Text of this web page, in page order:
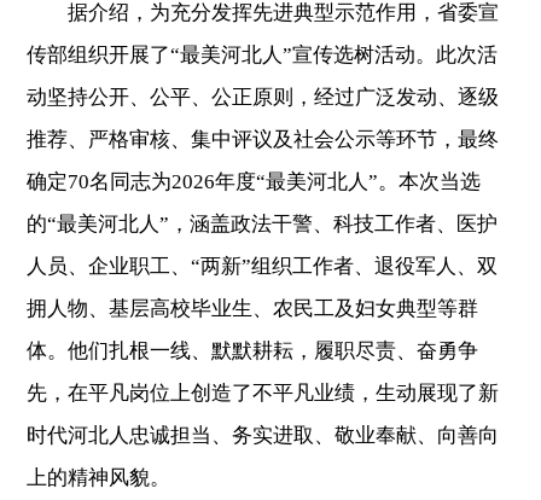
据介绍，为充分发挥先进典型示范作用，省委宣
传部组织开展了“最美河北人”宣传选树活动。此次活
动坚持公开、公平、公正原则，经过广泛发动、逐级
推荐、严格审核、集中评议及社会公示等环节，最终
确定70名同志为2026年度“最美河北人”。本次当选
的“最美河北人”，涵盖政法干警、科技工作者、医护
人员、企业职工、“两新”组织工作者、退役军人、双
拥人物、基层高校毕业生、农民工及妇女典型等群
体。他们扎根一线、默默耕耘，履职尽责、奋勇争
先，在平凡岗位上创造了不平凡业绩，生动展现了新
时代河北人忠诚担当、务实进取、敬业奉献、向善向
上的精神风貌。